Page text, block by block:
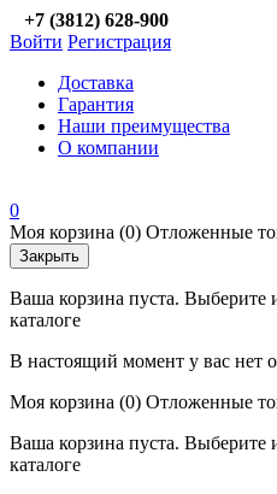
+7 (3812) 628-900
Войти Регистрация
Доставка
Гарантия
Наши преимущества
О компании
0
Моя корзина (0) Отложенные
Закрыть
Ваша корзина пуста. Выберите
каталоге
В настоящий момент у вас нет
Моя корзина (0) Отложенные
Ваша корзина пуста. Выберите
каталоге